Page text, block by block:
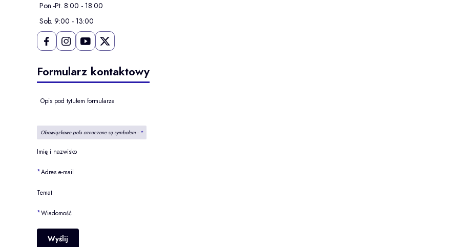
Pon.-Pt. 8:00 - 18:00
Sob. 9:00 - 13:00
Formularz kontaktowy
Opis pod tytułem formularza
Obowiązkowe pola oznaczone są symbolem - *
Imię i nazwisko
*Adres e-mail
Temat
*Wiadomość
Wyślij